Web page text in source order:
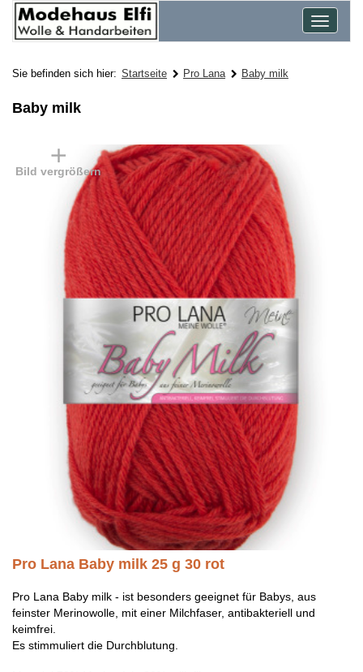
Toggle
Sie befinden sich hier: Startseite Pro Lana Baby milk
Baby milk
Bild vergrößern
Pro Lana Baby milk 25 g 30 rot
Pro Lana Baby milk - ist besonders geeignet für Babys, aus
feinster Merinowolle, mit einer Milchfaser, antibakteriell und
keimfrei.
Es stimmuliert die Durchblutung.